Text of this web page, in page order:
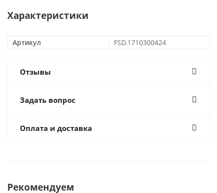
Характеристики
Артикул FSD.1710300424
Отзывы
Задать вопрос
Оплата и доставка
Рекомендуем